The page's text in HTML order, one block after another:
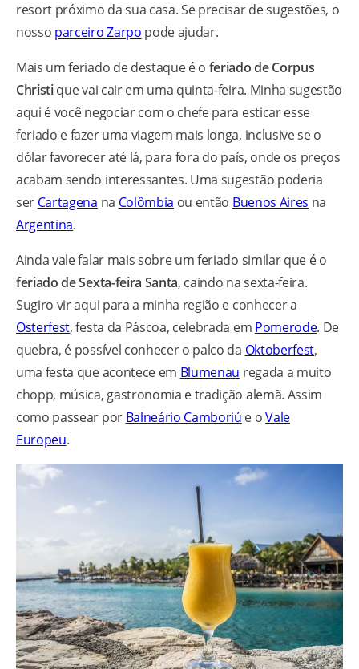
resort próximo da sua casa. Se precisar de sugestões, o
nosso parceiro Zarpo pode ajudar.
Mais um feriado de destaque é o feriado de Corpus
Christique vai cair em uma quinta-feira. Minha sugestão
aqui é você negociar com o chefe para esticar esse
feriado e fazer uma viagem mais longa, inclusive se o
dólar favorecer até lá, para fora do país, onde os preços
acabam sendo interessantes. Uma sugestão poderia
ser Cartagena na Colômbia ou então Buenos Aires na
Argentina.
Ainda vale falar mais sobre um feriado similar que é o
feriado de Sexta-feira Santa, caindo na sexta-feira.
Sugiro vir aqui para a minha região e conhecer a
Osterfest, festa da Páscoa, celebrada em Pomerode. De
quebra, é possível conhecer o palco da Oktoberfest,
uma festa que acontece em Blumenau regada a muito
chopp, música, gastronomia e tradição alemã. Assim
como passear por Balneário Camboriú e oVale
Europeu.